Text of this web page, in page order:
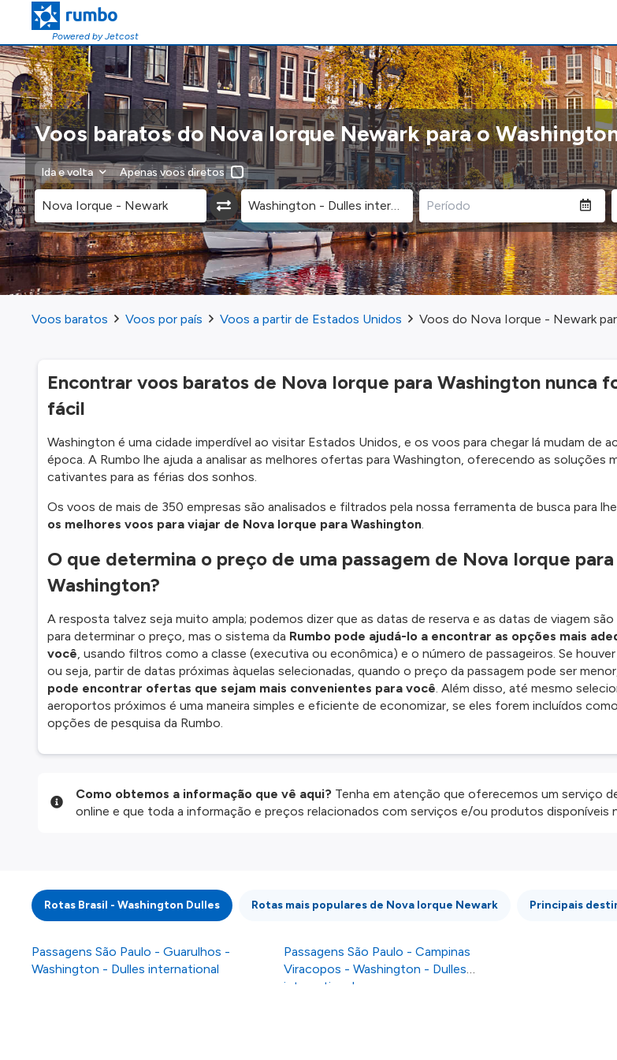
Powered by Jetcost
Voos baratos do Nova Iorque Newark para o
Ida e volta Apenas voos diretos
Voos baratos Voos por país Voos a partir de Estados Unidos Voos do Nova Iorque - Newark
Encontrar voos baratos de Nova Iorque para Washington nunca
fácil
Washington é uma cidade imperdível ao visitar Estados Unidos, e os voos para chegar lá mudam de
época. A Rumbo lhe ajuda a analisar as melhores ofertas para Washington, oferecendo as soluções
cativantes para as férias dos sonhos.
Os voos de mais de 350 empresas são analisados e filtrados pela nossa ferramenta de busca para
os melhores voos para viajar de Nova Iorque para Washington.
O que determina o preço de uma passagem de Nova Iorque para
Washington?
A resposta talvez seja muito ampla; podemos dizer que as datas de reserva e as datas de viagem
para determinar o preço, mas o sistema da Rumbo pode ajudá-lo a encontrar as opções mais
você, usando filtros como a classe (executiva ou econômica) e o número de passageiros. Se
ou seja, partir de datas próximas àquelas selecionadas, quando o preço da passagem pode ser
pode encontrar ofertas que sejam mais convenientes para você. Além disso, até mesmo
aeroportos próximos é uma maneira simples e eficiente de economizar, se eles forem incluídos
opções de pesquisa da Rumbo.
Como obtemos a informação que vê aqui? Tenha em atenção que oferecemos um serviço
online e que toda a informação e preços relacionados com serviços e/ou produtos disponíveis
Rotas Brasil - Washington Dulles Rotas mais populares de Nova Iorque Newark Principais
Passagens São Paulo - Guarulhos -
Washington - Dulles international
Passagens São Paulo - Campinas
Viracopos - Washington - Dulles
international